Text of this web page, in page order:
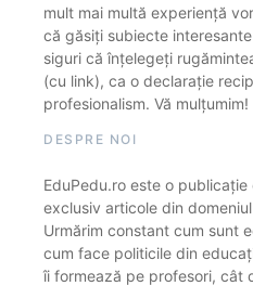
mult mai multă experiență
că găsiți subiecte
siguri că înțelegeți
(cu link), ca o declarație
profesionalism. Vă mulțumim!
DESPRE NOI
EduPedu.ro este o
exclusiv articole din
Urmărim constant cum sunt
cum face politicile din
îi formează pe profesori, cât